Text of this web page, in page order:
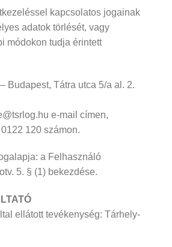
kapcsolatos jogainak
adatok törlését, vagy
módokon tudja érintett
Budapest, Tátra utca 5/a al. 2.
e-mail címen,
120 számon.
a Felhasználó
5. § (1) bekezdése.
ellátott tevékenység: Tárhely-